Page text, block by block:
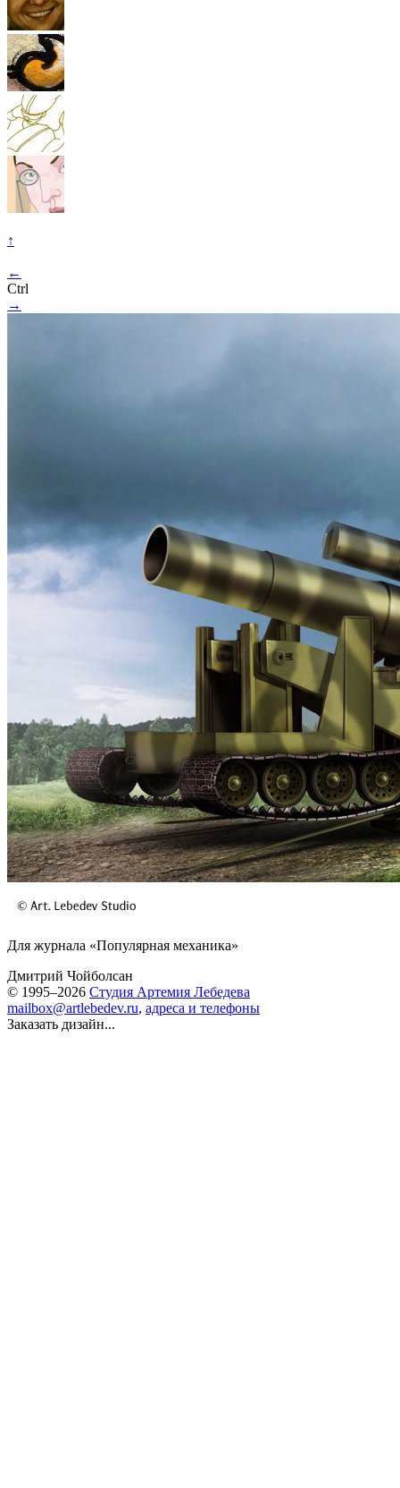
↑
←
Ctrl
→
Для журнала «Популярная механика»
Дмитрий Чойболсан
© 1995–2026 Студия Артемия Лебедева
mailbox@artlebedev.ru, адреса и телефоны
Заказать дизайн...